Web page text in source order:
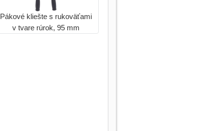
Pákové kliešte s rukoväťami
v tvare rúrok, 95 mm